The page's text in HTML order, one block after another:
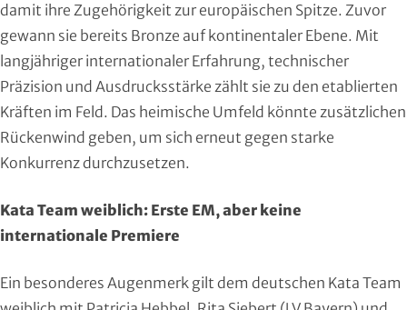
damit ihre Zugehörigkeit zur europäischen Spitze. Zuvor
gewann sie bereits Bronze auf kontinentaler Ebene. Mit
langjähriger internationaler Erfahrung, technischer
Präzision und Ausdrucksstärke zählt sie zu den etablierten
Kräften im Feld. Das heimische Umfeld könnte zusätzlichen
Rückenwind geben, um sich erneut gegen starke
Konkurrenz durchzusetzen.
Kata Team weiblich: Erste EM, aber keine
internationale Premiere
Ein besonderes Augenmerk gilt dem deutschen Kata Team
Kickboxen
Leichtathletik
Luftsport
Moderner Fünfkampf
Motorbootsport
Pferdesport